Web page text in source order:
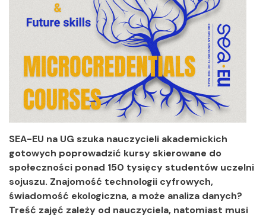
SEA-EU na UG szuka nauczycieli akademickich
gotowych poprowadzić kursy skierowane do
społeczności ponad 150 tysięcy studentów uczelni
sojuszu. Znajomość technologii cyfrowych,
świadomość ekologiczna, a może analiza danych?
Treść zajęć zależy od nauczyciela, natomiast musi